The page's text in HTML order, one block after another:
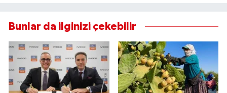
Bunlar da ilginizi çekebilir